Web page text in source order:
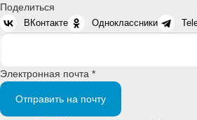
Поделиться
ВКонтакте Одноклассники
Электронная почта *
Отправить на почту